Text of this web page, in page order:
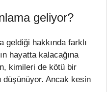
geliyor?
geldiği hakkında farklı
hayatta kalacağına
kimileri de kötü bir
düşünüyor. Ancak kesin